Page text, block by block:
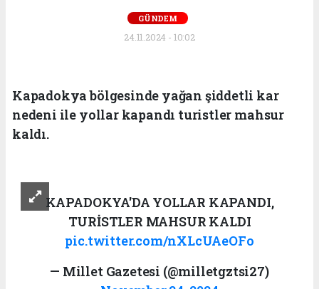
GÜNDEM
24.11.2024 - 10:02
Kapadokya bölgesinde yağan şiddetli kar
nedeni ile yollar kapandı turistler mahsur
kaldı.
KAPADOKYA'DA YOLLAR KAPANDI,
TURİSTLER MAHSUR KALDI
pic.twitter.com/nXLcUAeOFo
— Millet Gazetesi (@milletgztsi27)